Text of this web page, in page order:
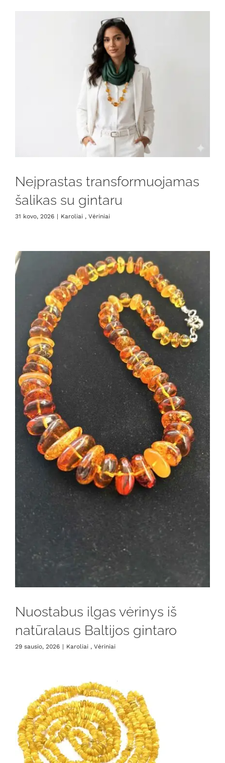
Neįprastas transformuojamas
šalikas su gintaru
31 kovo, 2026 | Karoliai , Vėriniai
Nuostabus ilgas vėrinys iš
natūralaus Baltijos gintaro
29 sausio, 2026 | Karoliai , Vėriniai